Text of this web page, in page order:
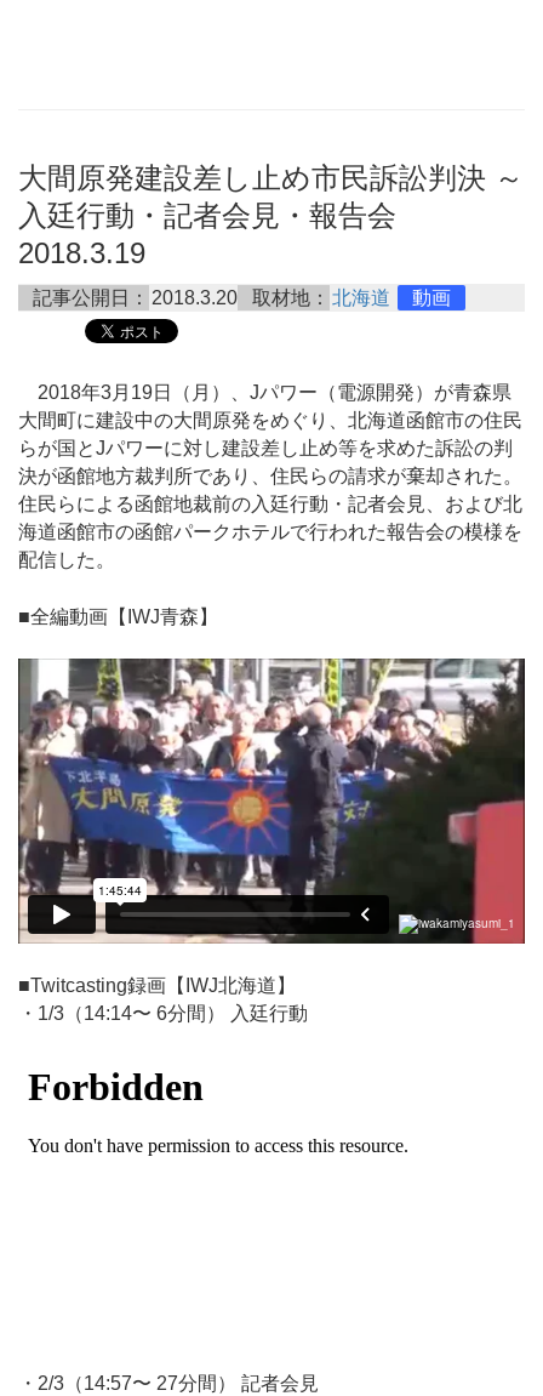
大間原発建設差し止め市民訴訟判決 ～
入廷行動・記者会見・報告会
2018.3.19
記事公開日： 2018.3.20 取材地： 北海道 動画
2018年3月19日（月）、Jパワー（電源開発）が青森県
大間町に建設中の大間原発をめぐり、北海道函館市の住民
らが国とJパワーに対し建設差し止め等を求めた訴訟の判
決が函館地方裁判所であり、住民らの請求が棄却された。
住民らによる函館地裁前の入廷行動・記者会見、および北
海道函館市の函館パークホテルで行われた報告会の模様を
配信した。
■全編動画【IWJ青森】
■Twitcasting録画【IWJ北海道】
・1/3（14:14〜 6分間） 入廷行動
・2/3（14:57〜 27分間） 記者会見